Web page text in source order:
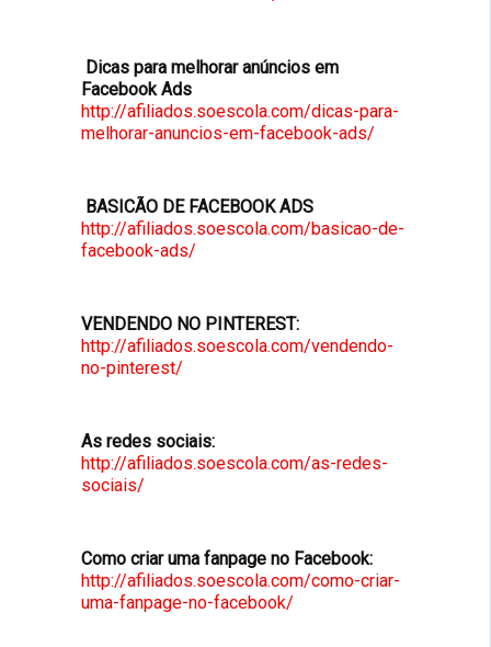
Dicas para melhorar anúncios em
Facebook Ads
http://afiliados.soescola.com/dicas-para-
melhorar-anuncios-em-facebook-ads/
BASICÃO DE FACEBOOK ADS
http://afiliados.soescola.com/basicao-de-
facebook-ads/
VENDENDO NO PINTEREST:
http://afiliados.soescola.com/vendendo-
no-pinterest/
As redes sociais:
http://afiliados.soescola.com/as-redes-
sociais/
Como criar uma fanpage no Facebook:
http://afiliados.soescola.com/como-criar-
uma-fanpage-no-facebook/